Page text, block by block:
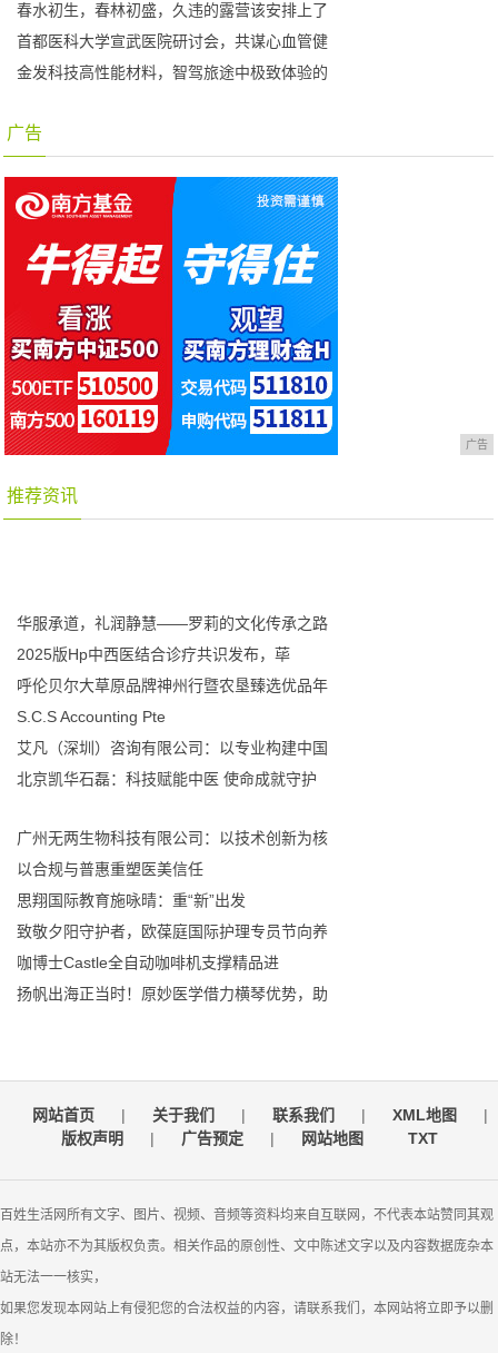
春水初生，春林初盛，久违的露营该安排上了
首都医科大学宣武医院研讨会，共谋心血管健
金发科技高性能材料，智驾旅途中极致体验的
广告
广告
推荐资讯
华服承道，礼润静慧——罗莉的文化传承之路
2025版Hp中西医结合诊疗共识发布，荜
呼伦贝尔大草原品牌神州行暨农垦臻选优品年
S.C.S Accounting Pte
艾凡（深圳）咨询有限公司：以专业构建中国
北京凯华石磊：科技赋能中医 使命成就守护
广州无两生物科技有限公司：以技术创新为核
以合规与普惠重塑医美信任
思翔国际教育施咏晴：重“新”出发
致敬夕阳守护者，欧葆庭国际护理专员节向养
咖博士Castle全自动咖啡机支撑精品进
扬帆出海正当时！原妙医学借力横琴优势，助
网站首页 | 关于我们 | 联系我们 | XML地图
|
版权声明
| 广告预定 | 网站地图 TXT
百姓生活网所有文字、图片、视频、音频等资料均来自互联网，不代表本站赞同其观
点，本站亦不为其版权负责。相关作品的原创性、文中陈述文字以及内容数据庞杂本
站无法一一核实，
如果您发现本网站上有侵犯您的合法权益的内容，请联系我们，本网站将立即予以删
除！